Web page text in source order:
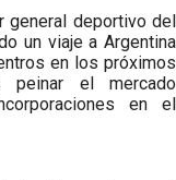
general deportivo del
un viaje a Argentina
en los próximos
el mercado
en el